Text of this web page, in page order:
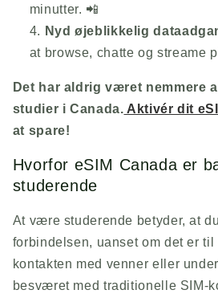
minutter. 📲
Nyd øjeblikkelig
at browse, chatte og streame
Det har aldrig været nemmere
studier i Canada. Aktivér dit
at spare!
Hvorfor eSIM Canada er
studerende
At være studerende betyder, at
forbindelsen, uanset om det er til
kontakten med venner eller
besværet med traditionelle SIM-